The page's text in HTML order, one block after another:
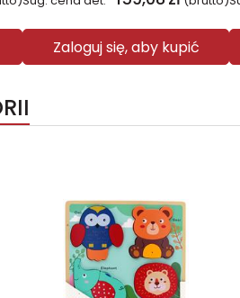
Zaloguj się, aby kupić